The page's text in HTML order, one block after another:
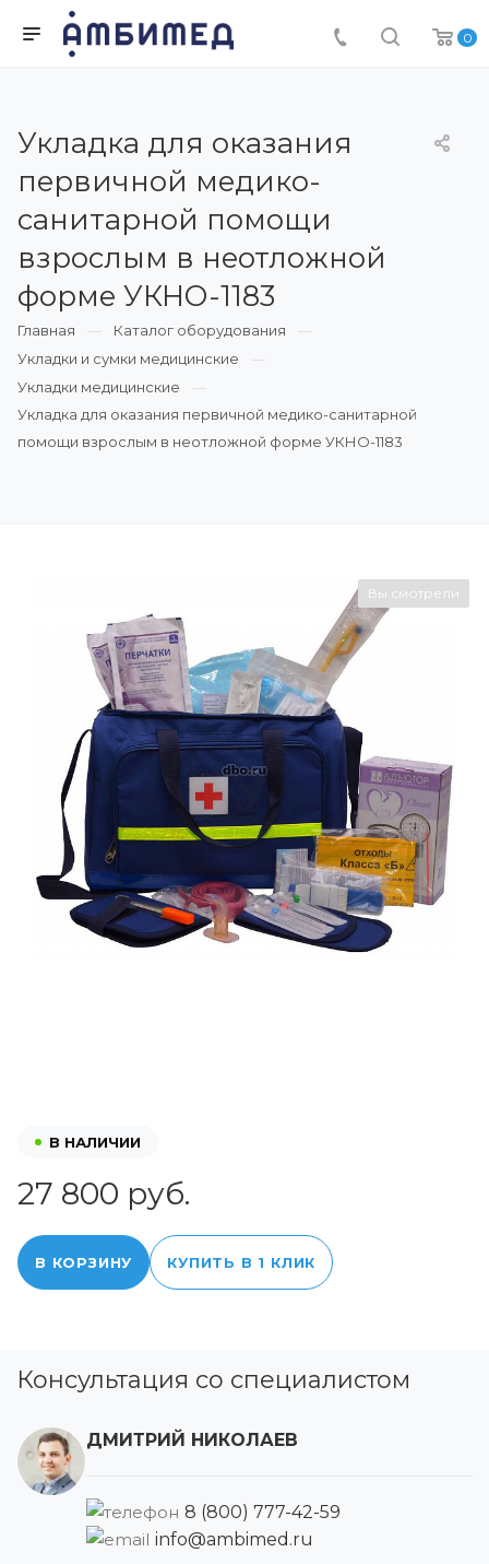
0
Укладка для оказания
первичной медико-
санитарной помощи
взрослым в неотложной
форме УКНО-1183
Главная
Каталог оборудования
Укладки и сумки медицинские
Укладки медицинские
Укладка для оказания первичной медико-санитарной
помощи взрослым в неотложной форме УКНО-1183
Вы смотрели
В НАЛИЧИИ
27 800 руб.
В КОРЗИНУ КУПИТЬ В 1 КЛИК
Консультация со специалистом
ДМИТРИЙ НИКОЛАЕВ
8 (800) 777-42-59
info@ambimed.ru